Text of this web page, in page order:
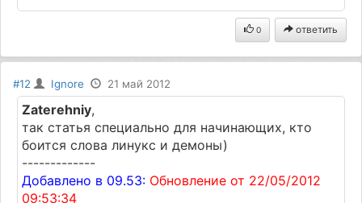
0 ответить
#12 Ignore 21 май 2012
Zaterehniy,
так статья специально для начинающих, кто
боится слова линукс и демоны)
-------------
Добавлено в 09.53: Обновление от 22/05/2012
09:53:34